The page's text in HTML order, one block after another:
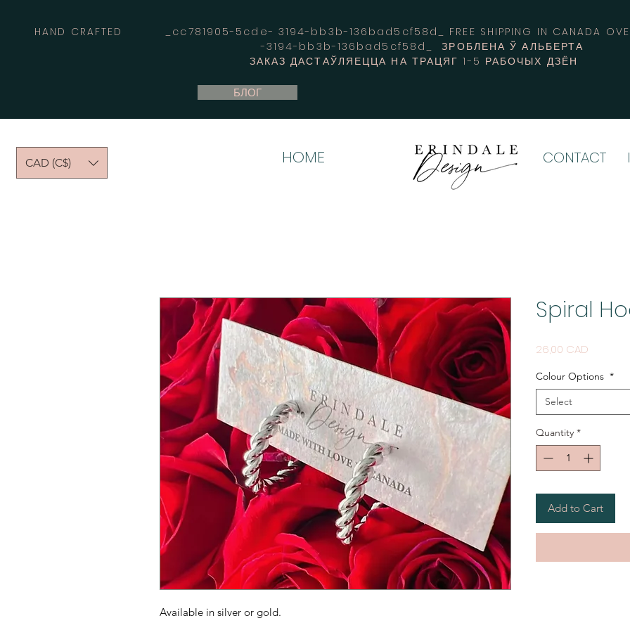
HAND CRAFTED _cc781905-5cde- 3194-bb3b-136bad5cf58d_ FREE SHIPPING IN CANADA
-3194-bb3b-136bad5cf58d_ ЗРОБЛЕНА Ў АЛЬБЕРТА
ЗАКАЗ ДАСТАЎЛЯЕЦЦА НА ТРАЦЯГ 1-5 РАБОЧЫХ ДЗЁН
БЛОГ
CAD (C$) HOME CONTACT
Available in silver or gold.
Spiral
26,00 CAD
Colour Options *
Select
Quantity *
Add to Cart